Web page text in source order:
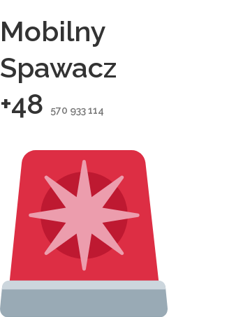
Mobilny
Spawacz
+48
570 933 114